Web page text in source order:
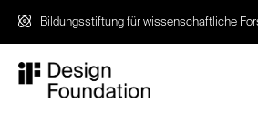
Bildungsstiftung für wissenschaftliche